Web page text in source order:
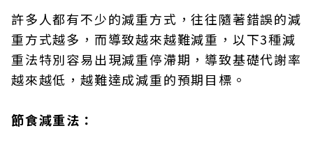
許多人都有不少的減重方式，往往隨著錯誤的減
重方式越多，而導致越來越難減重，以下3種減
重法特別容易出現減重停滯期，導致基礎代謝率
越來越低，越難達成減重的預期目標。
節食減重法：